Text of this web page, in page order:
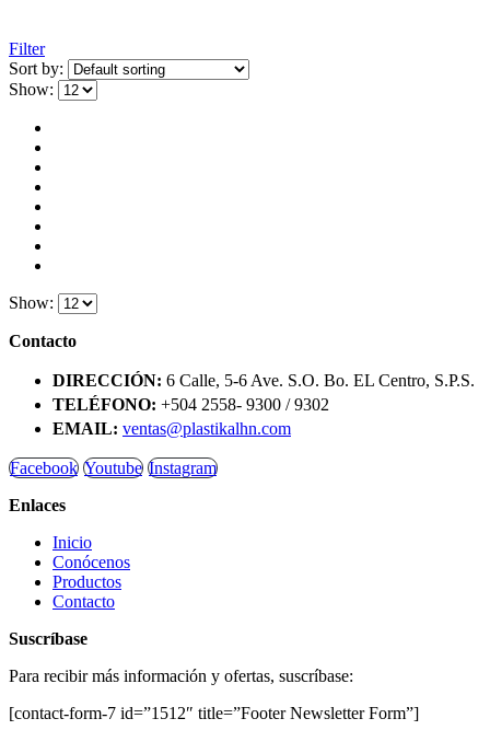
Filter
Sort by:
Show:
Show:
Contacto
DIRECCIÓN: 6 Calle, 5-6 Ave. S.O. Bo. EL Centro, S.P.S.
TELÉFONO: +504 2558- 9300 / 9302
EMAIL: ventas@plastikalhn.com
Facebook Youtube Instagram
Enlaces
Inicio
Conócenos
Productos
Contacto
Suscríbase
Para recibir más información y ofertas, suscríbase:
[contact-form-7 id=”1512″ title=”Footer Newsletter Form”]